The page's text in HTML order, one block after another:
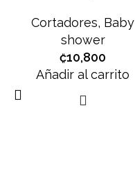
Cortadores, Baby
shower
₡10,800
Añadir al carrito